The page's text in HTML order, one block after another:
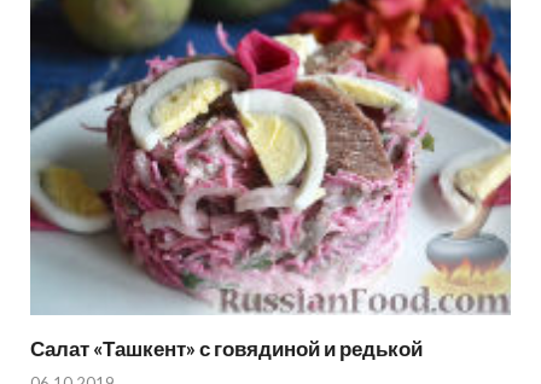
Салат «Ташкент» с говядиной и редькой